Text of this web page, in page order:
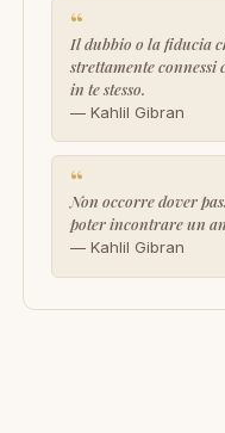
“
Il dubbio o la fiducia
strettamente
in te stesso.
— Kahlil Gibran
“
Non occorre dover
poter incontrare un
— Kahlil Gibran